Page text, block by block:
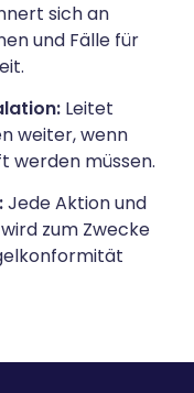
sich an
und Fälle für
Leitet
weiter, wenn
werden müssen.
Jede Aktion und
zum Zwecke